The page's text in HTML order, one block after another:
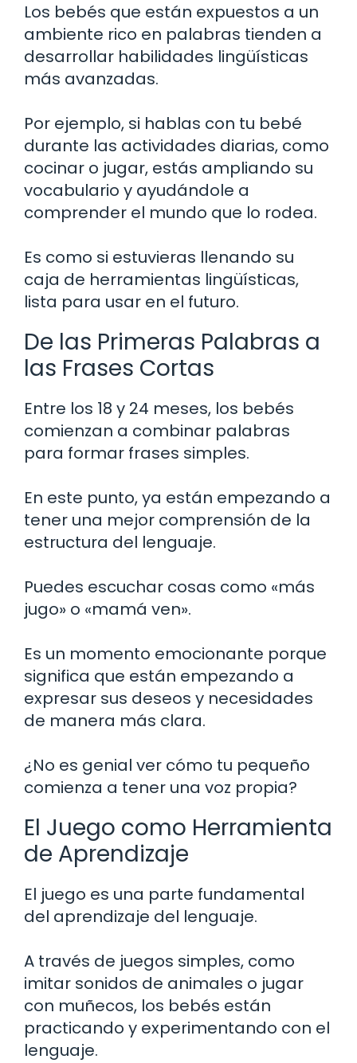
Los bebés que están expuestos a un
ambiente rico en palabras tienden a
desarrollar habilidades lingüísticas
más avanzadas.
Por ejemplo, si hablas con tu bebé
durante las actividades diarias, como
cocinar o jugar, estás ampliando su
vocabulario y ayudándole a
comprender el mundo que lo rodea.
Es como si estuvieras llenando su
caja de herramientas lingüísticas,
lista para usar en el futuro.
De las Primeras Palabras a
las Frases Cortas
Entre los 18 y 24 meses, los bebés
comienzan a combinar palabras
para formar frases simples.
En este punto, ya están empezando a
tener una mejor comprensión de la
estructura del lenguaje.
Puedes escuchar cosas como «más
jugo» o «mamá ven».
Es un momento emocionante porque
significa que están empezando a
expresar sus deseos y necesidades
de manera más clara.
¿No es genial ver cómo tu pequeño
comienza a tener una voz propia?
El Juego como Herramienta
de Aprendizaje
El juego es una parte fundamental
del aprendizaje del lenguaje.
A través de juegos simples, como
imitar sonidos de animales o jugar
con muñecos, los bebés están
practicando y experimentando con el
lenguaje.